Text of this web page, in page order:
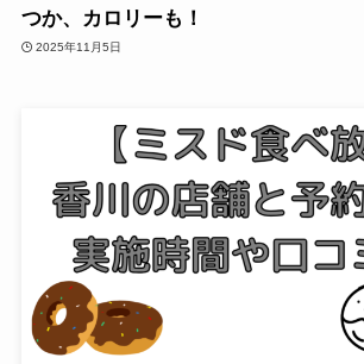
つか、カロリーも！
2025年11月5日